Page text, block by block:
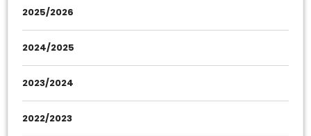
2025/2026
2024/2025
2023/2024
2022/2023